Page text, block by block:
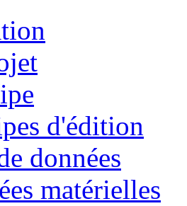
d'édition
données
matérielles